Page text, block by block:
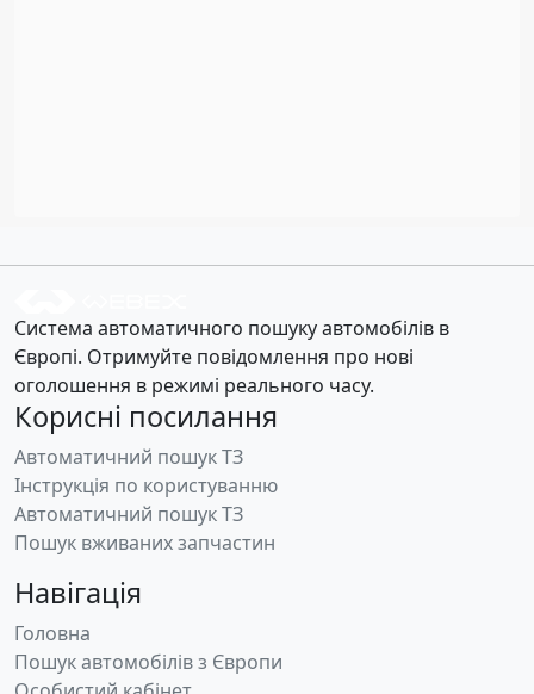
Система автоматичного пошуку автомобілів в
Європі. Отримуйте повідомлення про нові
оголошення в режимі реального часу.
Корисні посилання
Автоматичний пошук ТЗ
Інструкція по користуванню
Автоматичний пошук ТЗ
Пошук вживаних запчастин
Навігація
Головна
Пошук автомобілів з Європи